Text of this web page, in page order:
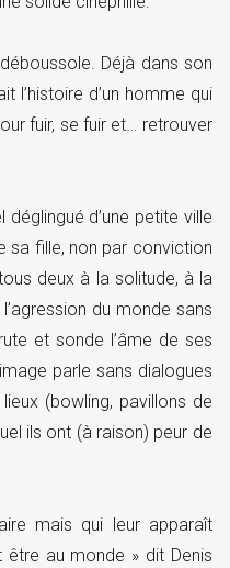
Déjà dans son
l’histoire d’un homme qui
fuir, se fuir et… retrouver
d’une petite ville
sa fille, non par conviction
deux à la solitude, à la
du monde sans
et sonde l’âme de ses
parle sans dialogues
(bowling, pavillons de
ils ont (à raison) peur de
mais qui leur apparaît
au monde » dit Denis